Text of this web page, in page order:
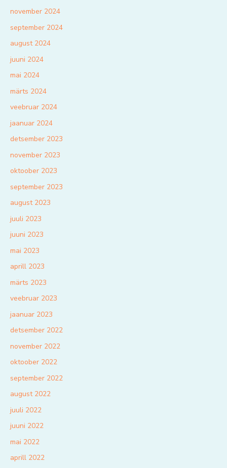
november 2024
september 2024
august 2024
juuni 2024
mai 2024
märts 2024
veebruar 2024
jaanuar 2024
detsember 2023
november 2023
oktoober 2023
september 2023
august 2023
juuli 2023
juuni 2023
mai 2023
aprill 2023
märts 2023
veebruar 2023
jaanuar 2023
detsember 2022
november 2022
oktoober 2022
september 2022
august 2022
juuli 2022
juuni 2022
mai 2022
aprill 2022